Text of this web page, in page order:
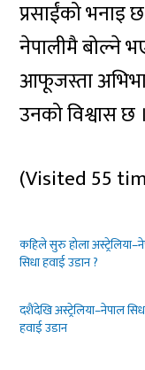
प्रसाईंको भनाइ
नेपालीमै बोल्ने
आफूजस्ता
उनको विश्वास छ
(Visited 55
कहिले सुरु होला
सिधा हवाई उडान ?
दशैंदेखि अस्ट्रेलिया–नेपाल
हवाई उडान